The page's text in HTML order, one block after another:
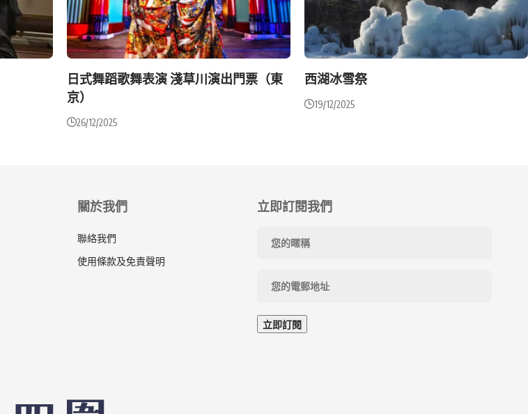
日式舞蹈歌舞表演 淺草川演出門票（東
京）
26/12/2025
西湖冰雪祭
19/12/2025
關於我們
聯絡我們
使用條款及免責聲明
立即訂閱我們